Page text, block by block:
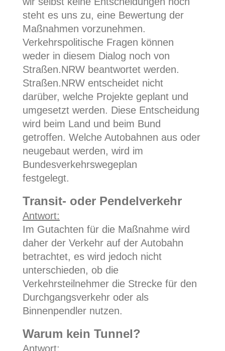
steht es uns zu, eine Bewertung der
Maßnahmen vorzunehmen.
Verkehrspolitische Fragen können
weder in diesem Dialog noch von
Straßen.NRW beantwortet werden.
Straßen.NRW entscheidet nicht
darüber, welche Projekte geplant und
umgesetzt werden. Diese Entscheidung
wird beim Land und beim Bund
getroffen. Welche Autobahnen aus oder
neugebaut werden, wird im
Bundesverkehrswegeplan
festgelegt.
Transit- oder Pendelverkehr
Antwort:
Im Gutachten für die Maßnahme wird
daher der Verkehr auf der Autobahn
betrachtet, es wird jedoch nicht
unterschieden, ob die
Verkehrsteilnehmer die Strecke für den
Durchgangsverkehr oder als
Binnenpendler nutzen.
Warum kein Tunnel?
Antwort: